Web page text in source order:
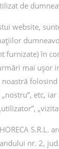
de
website,
furnizate) în
mai ușor
folosind
„nostru”, etc,
S.R.L.
nr. 2,